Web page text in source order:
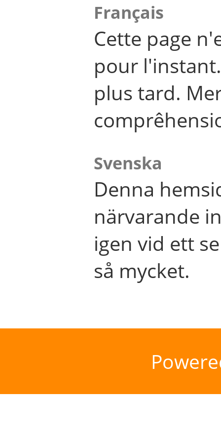
Français
Cette page
pour
plus tard.
Svenska
Denna
närvarande
igen vid ett
så mycket.